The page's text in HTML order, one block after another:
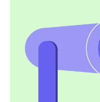
Atualizações de Produtos
Estudos de caso
Abre em uma nova janela